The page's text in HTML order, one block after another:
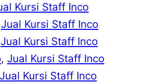
Kursi Staff Inco
Jual Kursi Staff Inco
Jual Kursi Staff Inco
, Jual Kursi Staff Inco
Jual Kursi Staff Inco